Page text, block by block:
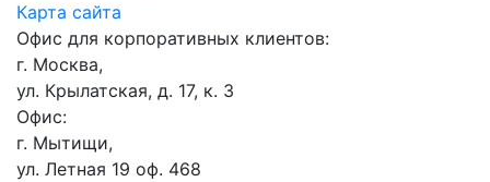
Карта сайта
Офис для корпоративных клиентов:
г. Москва,
ул. Крылатская, д. 17, к. 3
Офис:
г. Мытищи,
ул. Летная 19 оф. 468